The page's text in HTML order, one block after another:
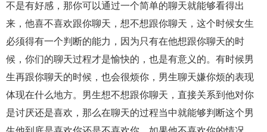
天蝎座男生 天秤座男生 处女座男生
爱情诗句 狮子座男生 爱情歌曲 爱情图片
爱情小说 巨蟹座男生 爱情电影 双子座男生
不和 金牛座男生 白羊座男生 吵架
财产分割 外遇 分手 第三者 心态
不是有好感，那你可以通过一个简单的聊天就能够看得出
来，他喜不喜欢跟你聊天，想不想跟你聊天，这个时候女生
必须得有一个判断的能力，因为只有在他想跟你聊天的时
候，你们的聊天过程才是愉快的，也是有意义的。有时候男
生再跟你聊天的时候，也会很烦你，男生聊天嫌你烦的表现
体现在什么地方。男生想不想跟你聊天，直接关系到他对你
是讨厌还是喜欢，那么在聊天的过程当中就能够判断这个男